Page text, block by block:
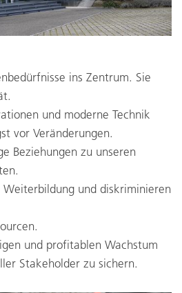
ins Zentrum. Sie
und moderne Technik
vor Veränderungen.
Beziehungen zu unseren
und diskriminieren
und profitablen Wachstum
Stakeholder zu sichern.